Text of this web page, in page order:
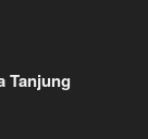
Tanjung